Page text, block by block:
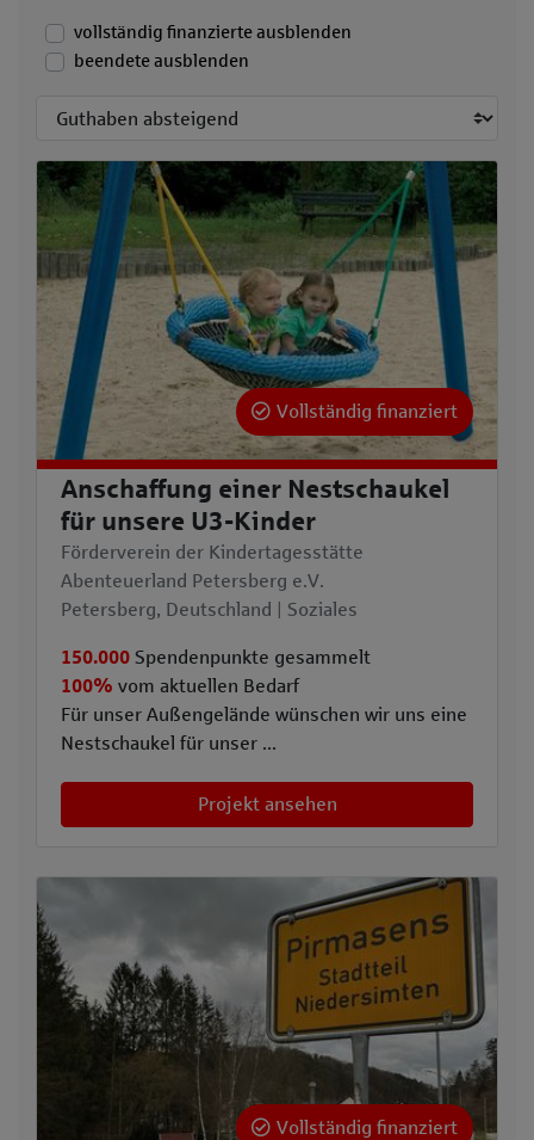
vollständig finanzierte ausblenden
beendete ausblenden
Sortieren nach:
Vollständig finanziert
Anschaffung einer Nestschaukel
für unsere U3-Kinder
Förderverein der Kindertagesstätte
Abenteuerland Petersberg e.V.
Petersberg, Deutschland | Soziales
150.000 Spendenpunkte gesammelt
100% vom aktuellen Bedarf
Für unser Außengelände wünschen wir uns eine
Nestschaukel für unser ...
Projekt ansehen
Vollständig finanziert